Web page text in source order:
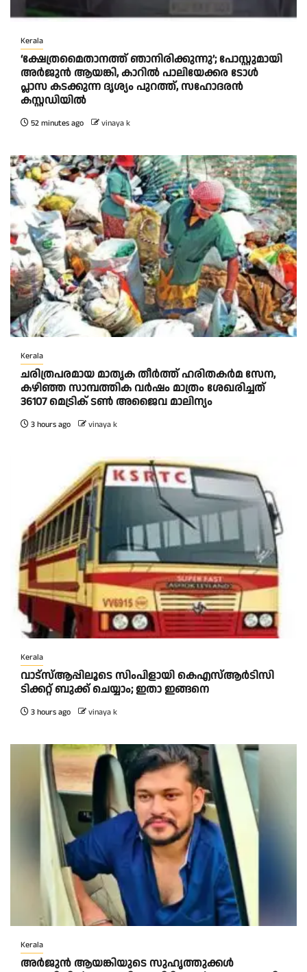
Kerala
‘ക്ഷേത്രമൈതാനത്ത് ഞാനിരിക്കുന്നു’; പോസ്റ്റുമായി
അർജുൻ ആയങ്കി, കാറിൽ പാലിയേക്കര ടോൾ
പ്ലാസ കടക്കുന്ന ദൃശ്യം പുറത്ത്, സഹോദരൻ
കസ്റ്റഡിയിൽ
52 minutes ago vinaya k
Kerala
ചരിത്രപരമായ മാതൃക തീര്‍ത്ത് ഹരിതകര്‍മ സേന,
കഴിഞ്ഞ സാമ്പത്തിക വര്‍ഷം മാത്രം ശേഖരിച്ചത്
36107 മെട്രിക് ടണ്‍ അജൈവ മാലിന്യം
3 hours ago vinaya k
Kerala
വാട്‌സ്ആപ്പിലൂടെ സിംപിളായി കെഎസ്ആര്‍ടിസി
ടിക്കറ്റ് ബുക്ക് ചെയ്യാം; ഇതാ ഇങ്ങനെ
3 hours ago vinaya k
Kerala
അർജുൻ ആയങ്കിയുടെ സുഹൃത്തുക്കൾ